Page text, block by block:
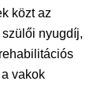
közt az
nyugdíj,
vakok